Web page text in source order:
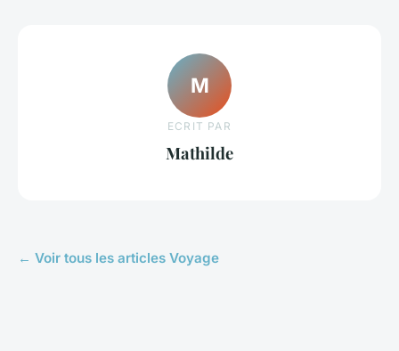
M
ECRIT PAR
Mathilde
← Voir tous les articles Voyage